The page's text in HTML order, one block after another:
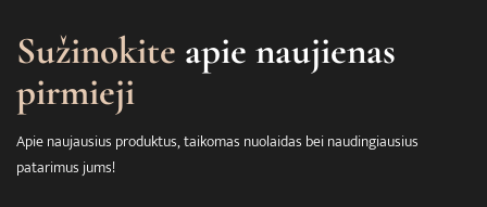
Sužinokite apie naujienas
pirmieji
Apie naujausius produktus, taikomas nuolaidas bei naudingiausius
patarimus jums!